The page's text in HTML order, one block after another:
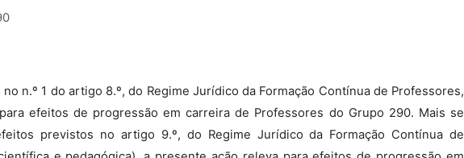
n.º 1 do artigo 8.º, do Regime Jurídico da Formação Contínua de Professores,
efeitos de progressão em carreira de Professores do Grupo 290. Mais se
previstos no artigo 9.º, do Regime Jurídico da Formação Contínua de